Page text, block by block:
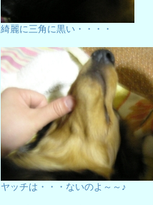
綺麗に三角に黒い・・・・
ヤッチは・・・ないのよ～～♪